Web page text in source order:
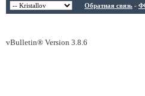
Обратная связь -
vBulletin® Version 3.8.6